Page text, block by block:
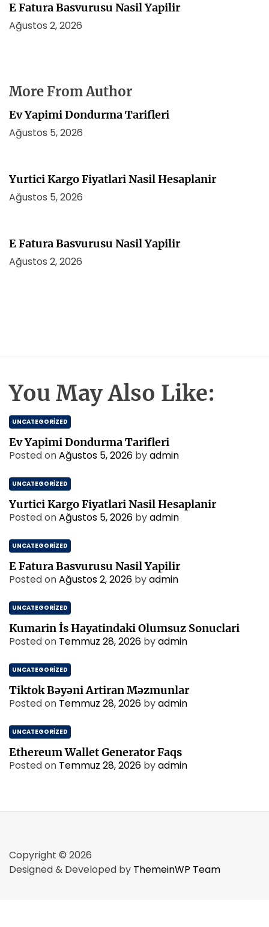
E Fatura Basvurusu Nasil Yapilir
Ağustos 2, 2026
More From Author
Ev Yapimi Dondurma Tarifleri
Ağustos 5, 2026
Yurtici Kargo Fiyatlari Nasil Hesaplanir
Ağustos 5, 2026
E Fatura Basvurusu Nasil Yapilir
Ağustos 2, 2026
You May Also Like:
UNCATEGORIZED
Ev Yapimi Dondurma Tarifleri
Posted onAğustos 5, 2026 byadmin
UNCATEGORIZED
Yurtici Kargo Fiyatlari Nasil Hesaplanir
Posted onAğustos 5, 2026 byadmin
UNCATEGORIZED
E Fatura Basvurusu Nasil Yapilir
Posted onAğustos 2, 2026 byadmin
UNCATEGORIZED
Kumarin İs Hayatindaki Olumsuz Sonuclari
Posted on Temmuz 28, 2026 byadmin
UNCATEGORIZED
Tiktok Bəyəni Artiran Məzmunlar
Posted on Temmuz 28, 2026 byadmin
UNCATEGORIZED
Ethereum Wallet Generator Faqs
Posted on Temmuz 28, 2026 byadmin
Copyright © 2026
Designed & Developed by ThemeinWP Team